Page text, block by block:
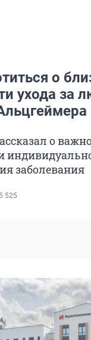
о
ухода за
о
заболевания
5 525